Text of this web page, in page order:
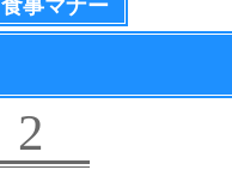
食事マナー
2